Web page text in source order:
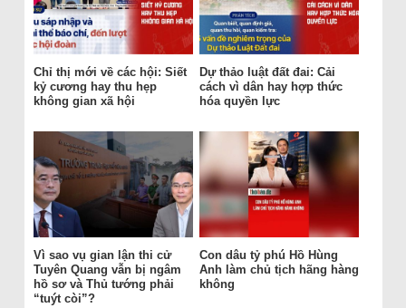
Chỉ thị mới về các hội: Siết
kỷ cương hay thu hẹp
không gian xã hội
Dự thảo luật đất đai: Cải
cách vì dân hay hợp thức
hóa quyền lực
Vì sao vụ gian lận thi cử
Tuyên Quang vẫn bị ngâm
hồ sơ và Thủ tướng phải
“tuýt còi”?
Con dâu tỷ phú Hồ Hùng
Anh làm chủ tịch hãng hàng
không